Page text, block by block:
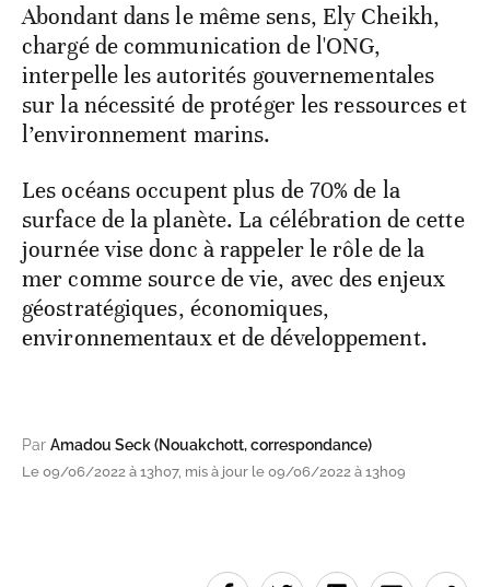
Abondant dans le même sens, Ely Cheikh,
chargé de communication de l'ONG,
interpelle les autorités gouvernementales
sur la nécessité de protéger les ressources et
l’environnement marins.
Les océans occupent plus de 70% de la
surface de la planète. La célébration de cette
journée vise donc à rappeler le rôle de la
mer comme source de vie, avec des enjeux
géostratégiques, économiques,
environnementaux et de développement.
Par Amadou Seck (Nouakchott, correspondance)
Le 09/06/2022 à 13h07, mis à jour le 09/06/2022 à 13h09